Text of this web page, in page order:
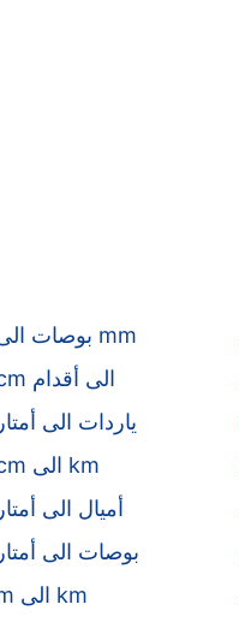
بوصات الى mm
cm الى أقدام
ياردات الى أمتار
cm الى km
أميال الى أمتار
بوصات الى أمتار
m الى km